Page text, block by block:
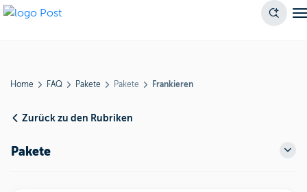
Home FAQ Pakete Pakete Frankieren
Zurück zu den Rubriken
Pakete